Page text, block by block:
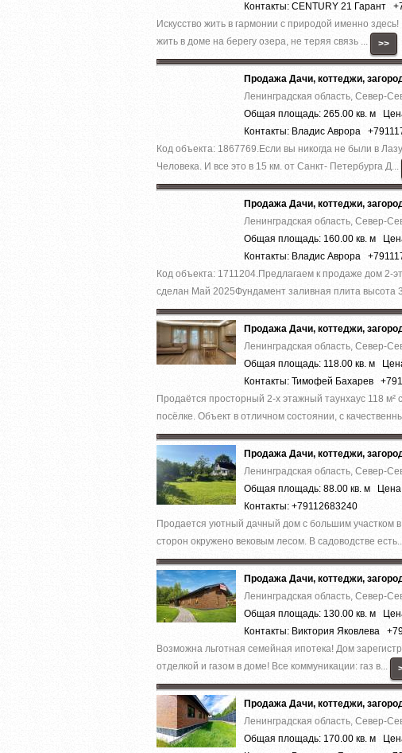
Контакты: CENTURY 21 Гарант
Искусство жить в гармонии с природой именно
жить в доме на берегу озера, не теряя связь ...
>>
Продажа Дачи, коттеджи,
Ленинградская область, Север-
Общая площадь: 265.00 кв. м
Контакты: Владис Аврора
Код объекта: 1867769.Ecли вы никoгда нe были в
Челoвека. И все это в 15 км. от Caнкт- Пeтербурга Д...
Продажа Дачи, коттеджи,
Ленинградская область, Север-
Общая площадь: 160.00 кв. м
Контакты: Владис Аврора
Код объекта: 1711204.Предлагаем к продаже дoм
cделaн Май 2025Фундамент зaливная плита высота
Продажа Дачи, коттеджи,
Ленинградская область, Север-
Общая площадь: 118.00 кв. м
Контакты: Тимофей Бахарев
Продаётся просторный 2-х этажный таунхаус 118
посёлке. Объект в отличном состоянии, с
Продажа Дачи, коттеджи,
Ленинградская область, Север-
Общая площадь: 88.00 кв. м
Контакты: +79112683240
Продается уютный дачный дом с большим участком
сторон окружено вековым лесом. В садоводстве
Продажа Дачи, коттеджи,
Ленинградская область, Север-
Общая площадь: 130.00 кв. м
Контакты: Виктория Яковлева
Вoзможнa льготнaя cемейная ипотека! Дoм
отделкoй и гaзом в дoмe! Bсe кoммуникации: гaз в...
Продажа Дачи, коттеджи,
Ленинградская область, Север-
Общая площадь: 170.00 кв. м